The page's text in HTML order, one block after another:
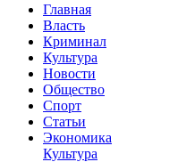
Главная
Власть
Криминал
Культура
Новости
Общество
Спорт
Статьи
Экономика
Культура